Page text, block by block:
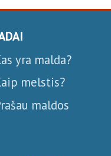
yra malda?
melstis?
maldos